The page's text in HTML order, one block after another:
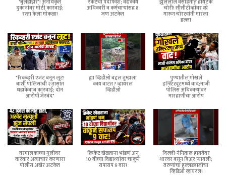
'बुलडोझर'! अनधिकृत
दुकानांवर मोठी कारवाई;
रस्ता केला मोकळा!
रॅकेटचा पर्दाफाश; वैद्यकीय
अधिकारी व कर्मचाऱ्यांसह 8
जण अटकेत
झुलेलाल वसाहतीत हायटेक
चोरी! सीसीटीव्हीवर स्प्रे
मारून चोरट्यांनी मारला
डल्ला
"रिकव्हरी एजंट बनून लूट!
बार्शी पोलिसांची २ तासांत
धडाकेबाज कारवाई; दोन
आरोपी जेरबंद"
ह्या व्हिडीओ बद्दल तुम्हाला
काय वाटत ? व्हायरल
व्हिडीओ
पुण्यातील गोखले
इन्स्टिट्यूटमध्ये वाद;माजी
पोलिस अधिकाऱ्यांवर
मारहाणीचा आरोप
घरमालकाच्या मुलीवर
वारंवार अत्याचार करणारा
पोलीस अखेर अटकेत
क्रिकेट खेळताना भांडणं अन्
10 वीच्या विद्यार्थ्यावर चाकूने
सपासप 9 वार!
दिल्ली-नैनिताल हायवेवर
थारवर बसून बिअर प्यायली;
तरुणांचा हुल्लडबाजीचा
व्हिडिओ व्हायरल!